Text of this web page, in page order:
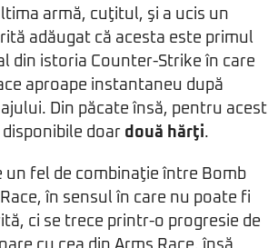
armă, cuţitul, şi a ucis un
adăugat că acesta este primul
din istoria Counter-Strike în care
aproape instantaneu după
Din păcate însă, pentru acest
doar două hărţi.
un fel de combinaţie între Bomb
în sensul în care nu poate fi
ci se trece printr-o progresie de